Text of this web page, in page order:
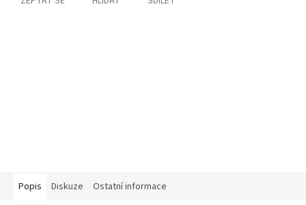
Popis Diskuze Ostatní informace